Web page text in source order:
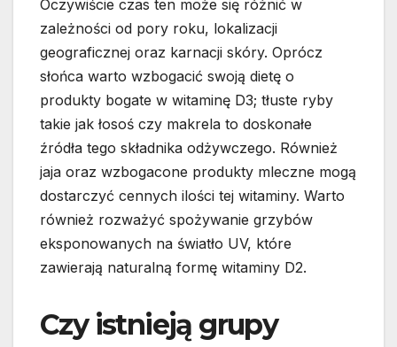
Oczywiście czas ten może się różnić w
zależności od pory roku, lokalizacji
geograficznej oraz karnacji skóry. Oprócz
słońca warto wzbogacić swoją dietę o
produkty bogate w witaminę D3; tłuste ryby
takie jak łosoś czy makrela to doskonałe
źródła tego składnika odżywczego. Również
jaja oraz wzbogacone produkty mleczne mogą
dostarczyć cennych ilości tej witaminy. Warto
również rozważyć spożywanie grzybów
eksponowanych na światło UV, które
zawierają naturalną formę witaminy D2.
Czy istnieją grupy